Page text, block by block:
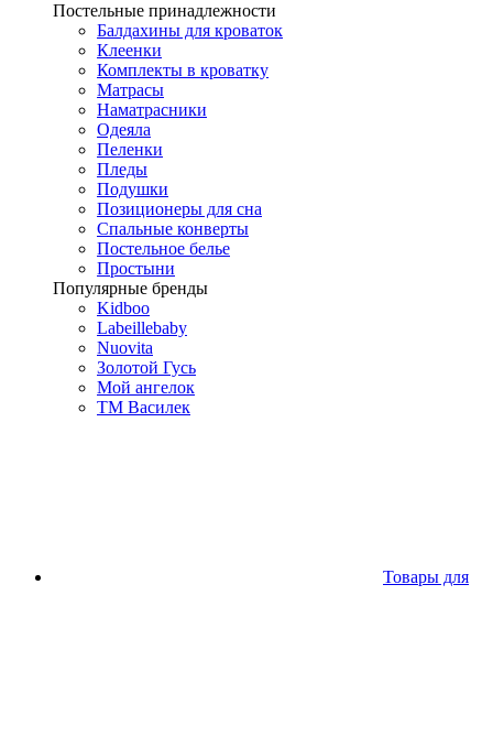
Постельные принадлежности
Балдахины для кроваток
Клеенки
Комплекты в кроватку
Матрасы
Наматрасники
Одеяла
Пеленки
Пледы
Подушки
Позиционеры для сна
Спальные конверты
Постельное белье
Простыни
Популярные бренды
Kidboo
Labeillebaby
Nuovita
Золотой Гусь
Мой ангелок
ТМ Василек
Товары для